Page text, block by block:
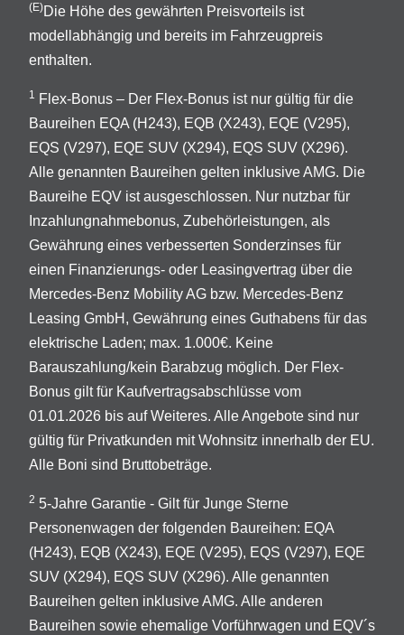
(E)Die Höhe des gewährten Preisvorteils ist
modellabhängig und bereits im Fahrzeugpreis
enthalten.
1 Flex-Bonus – Der Flex-Bonus ist nur gültig für die
Baureihen EQA (H243), EQB (X243), EQE (V295),
EQS (V297), EQE SUV (X294), EQS SUV (X296).
Alle genannten Baureihen gelten inklusive AMG. Die
Baureihe EQV ist ausgeschlossen. Nur nutzbar für
Inzahlungnahmebonus, Zubehörleistungen, als
Gewährung eines verbesserten Sonderzinses für
einen Finanzierungs- oder Leasingvertrag über die
Mercedes-Benz Mobility AG bzw. Mercedes-Benz
Leasing GmbH, Gewährung eines Guthabens für das
elektrische Laden; max. 1.000€. Keine
Barauszahlung/kein Barabzug möglich. Der Flex-
Bonus gilt für Kaufvertragsabschlüsse vom
01.01.2026 bis auf Weiteres. Alle Angebote sind nur
gültig für Privatkunden mit Wohnsitz innerhalb der EU.
Alle Boni sind Bruttobeträge.
2 5-Jahre Garantie - Gilt für Junge Sterne
Personenwagen der folgenden Baureihen: EQA
(H243), EQB (X243), EQE (V295), EQS (V297), EQE
SUV (X294), EQS SUV (X296). Alle genannten
Baureihen gelten inklusive AMG. Alle anderen
Baureihen sowie ehemalige Vorführwagen und EQV´s